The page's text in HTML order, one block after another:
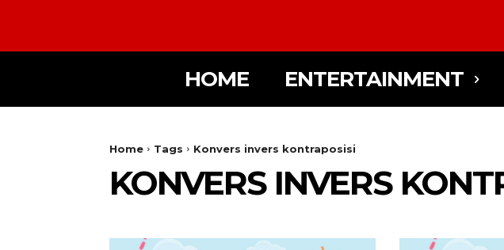
HOME ENTERTAINMENT
Home Tags Konvers invers kontraposisi
KONVERS INVERS